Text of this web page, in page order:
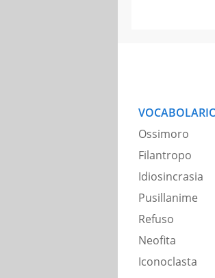
Ossimoro
Filantropo
Idiosincrasia
Pusillanime
Refuso
Neofita
Iconoclasta